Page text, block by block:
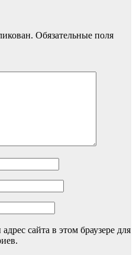
Обязательные поля
сайта в этом браузере для